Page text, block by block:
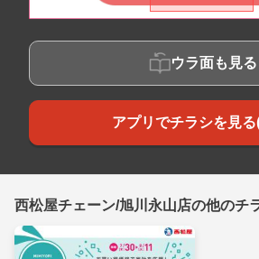
ウラ面も見る
アプリでチラシを見
西松屋チェーン/旭川永山店の他のチ